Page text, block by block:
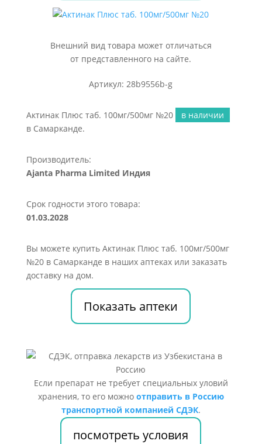
Внешний вид товара может отличаться
от представленного на сайте.
Артикул: 28b9556b-g
Актинак Плюс таб. 100мг/500мг №20
в наличии
в Самарканде.
Производитель:
Ajanta Pharma Limited Индия
Срок годности этого товара:
01.03.2028
Вы можете купить Актинак Плюс таб. 100мг/500мг
№20 в Самарканде в наших аптеках или заказать
доставку на дом.
Показать аптеки
Если препарат не требует специальных уловий
хранения, то его можно отправить в Россию
транспортной компанией СДЭК.
посмотреть условия